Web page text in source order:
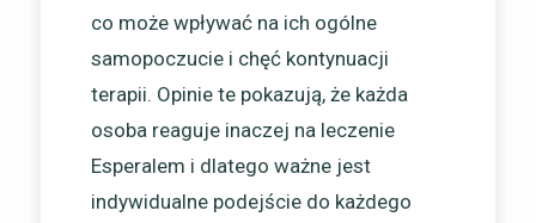
co może wpływać na ich ogólne
samopoczucie i chęć kontynuacji
terapii. Opinie te pokazują, że każda
osoba reaguje inaczej na leczenie
Esperalem i dlatego ważne jest
indywidualne podejście do każdego